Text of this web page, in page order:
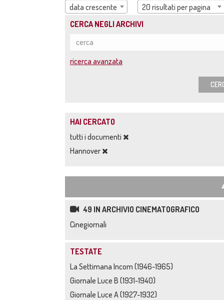
data crescente
20 risultati per pagina
CERCA NEGLI ARCHIVI
ricerca avanzata
HAI CERCATO
tutti i documenti
Hannover
49 IN ARCHIVIO CINEMATOGRAFICO
Cinegiornali
TESTATE
La Settimana Incom (1946-1965)
Giornale Luce B (1931-1940)
Giornale Luce A (1927-1932)